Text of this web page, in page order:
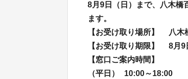
8月9日（日）まで、八木橋
ます。
【お受け取り場所】 八
【お受け取り期限】 8月
【窓口ご案内時間】
（平日） 10:00～18:00